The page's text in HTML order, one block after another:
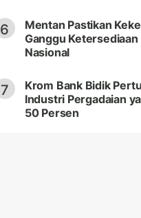
6
Mentan Pastikan
Ganggu Ketersediaan
Nasional
7
Krom Bank Bidik
Industri Pergadaian
50 Persen